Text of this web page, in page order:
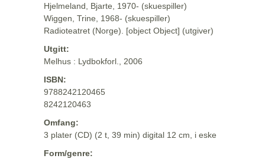
Hjelmeland, Bjarte, 1970- (skuespiller)
Wiggen, Trine, 1968- (skuespiller)
Radioteatret (Norge). [object Object] (utgiver)
Utgitt:
Melhus : Lydbokforl., 2006
ISBN:
9788242120465
8242120463
Omfang:
3 plater (CD) (2 t, 39 min) digital 12 cm, i eske
Form/genre: